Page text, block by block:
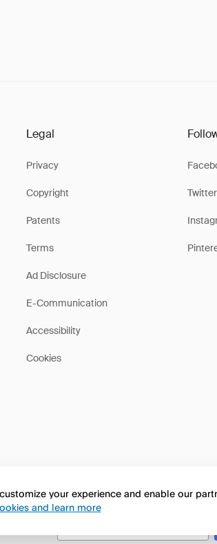
Legal
Privacy
Copyright
Patents
Terms
Ad Disclosure
E-Communication
Accessibility
Cookies
Twitter
your experience and enable our
and learn more